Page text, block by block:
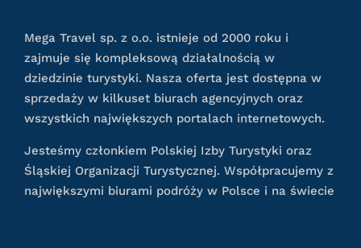
Mega Travel sp. z o.o. istnieje od 2000 roku i
zajmuje się kompleksową działalnością w
dziedzinie turystyki. Nasza oferta jest dostępna w
sprzedaży w kilkuset biurach agencyjnych oraz
wszystkich największych portalach internetowych.
Jesteśmy członkiem Polskiej Izby Turystyki oraz
Śląskiej Organizacji Turystycznej. Współpracujemy z
największymi biurami podróży w Polsce i na świecie